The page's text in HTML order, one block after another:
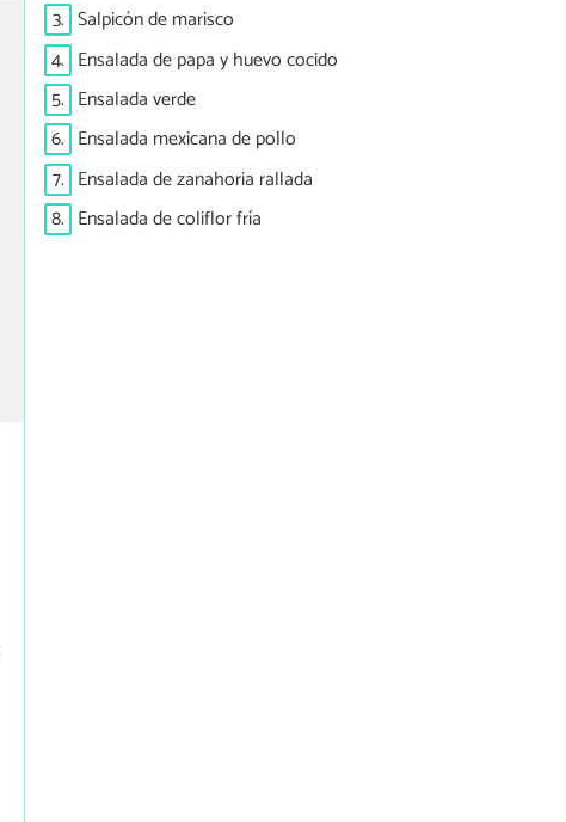
3. Salpicón de marisco
4. Ensalada de papa y huevo cocido
5. Ensalada verde
6. Ensalada mexicana de pollo
7. Ensalada de zanahoria rallada
8. Ensalada de coliflor fría